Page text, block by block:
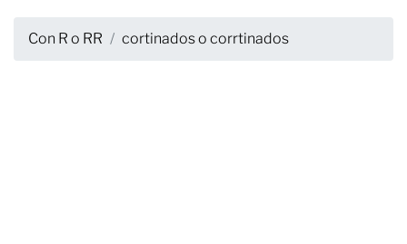
Con R o RR cortinados o corrtinados